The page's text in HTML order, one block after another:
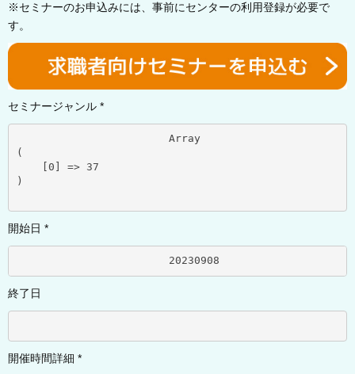
※セミナーのお申込みには、事前にセンターの利用登録が必要で
す。
セミナージャンル *
(
    [0] => 37
)
開始日 *
終了日
開催時間詳細 *